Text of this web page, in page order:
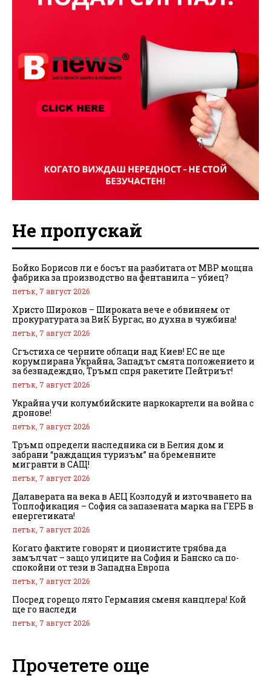
Не пропускай
Бойко Борисов ли е босът на разбитата от МВР мощна
фабрика за производство на фентанила – убиец?
петък, 7 август 2026
Христо Широков – Широката вече е обвиняем от
прокуратурата за ВиК Бургас, но духна в чужбина!
петък, 7 август 2026
Сгъстиха се черните облаци над Киев! ЕС не ще
корумпирана Украйна, Западът смята положението и
за безнадеждно, Тръмп спря ракетите Пейтриът!
петък, 7 август 2026
Украйна учи колумбийските наркокартели на война с
дронове!
петък, 7 август 2026
Тръмп определи наследника си в Белия дом и
забрани “раждащия туризъм” на бременните
мигранти в САЩ!
петък, 7 август 2026
Далаверата на века в АЕЦ Козлодуй и източването на
Топлофикация – София са запазената марка на ГЕРБ в
енергетиката!
петък, 7 август 2026
Когато фактите говорят и ционистите трябва да
замълчат – защо улиците на София и Банско са по-
спокойни от тези в Западна Европа
петък, 7 август 2026
Посред горещо лято Германия сменя канцлера! Кой
ще го наследи
петък, 7 август 2026
Прочетете още